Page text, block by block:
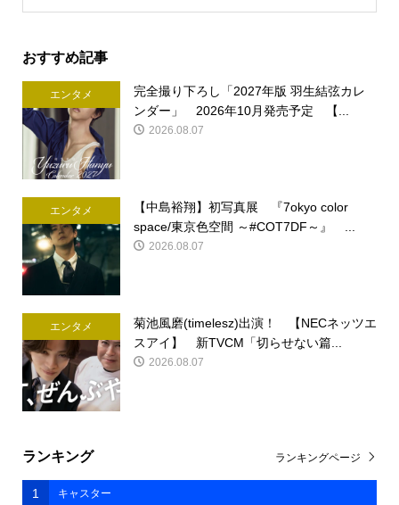
おすすめ記事
エンタメ
完全撮り下ろし「2027年版 羽生結弦カレ
ンダー」 2026年10月発売予定 【...
2026.08.07
エンタメ
【中島裕翔】初写真展 『7okyo color
space/東京色空間 ～#COT7DF～』 ...
2026.08.07
エンタメ
菊池風磨(timelesz)出演！ 【NECネッツエ
スアイ】 新TVCM「切らせない篇...
2026.08.07
ランキング
1 キャスター
ランキングページ